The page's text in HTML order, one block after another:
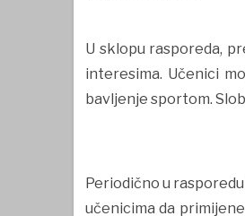
U sklopu rasporeda,
interesima. Učenici
bavljenje sportom.
Periodično u
učenicima da